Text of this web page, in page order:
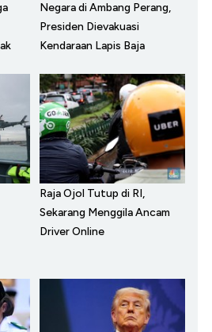
Negara di Ambang Perang,
Presiden Dievakuasi
Kendaraan Lapis Baja
Raja Ojol Tutup di RI,
Sekarang Menggila Ancam
Driver Online